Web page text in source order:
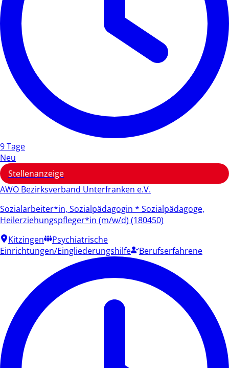
9 Tage
Neu
Stellenanzeige
AWO Bezirksverband Unterfranken e.V.
Sozialarbeiter*in, Sozialpädagogin * Sozialpädagoge,
Heilerziehungspfleger*in (m/w/d) (180450)
Kitzingen
Psychiatrische
Einrichtungen/Eingliederungshilfe
Berufserfahrene